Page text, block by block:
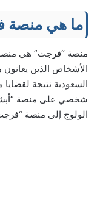
ما هي منصة
منصة “فرجت” هي منصة
الأشخاص الذين
السعودية نتيجة
شخصي على منصة
الولوج إلى منصة